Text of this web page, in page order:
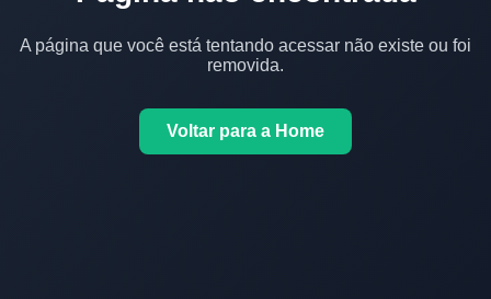
A página que você está tentando acessar não existe ou foi
removida.
Voltar para a Home